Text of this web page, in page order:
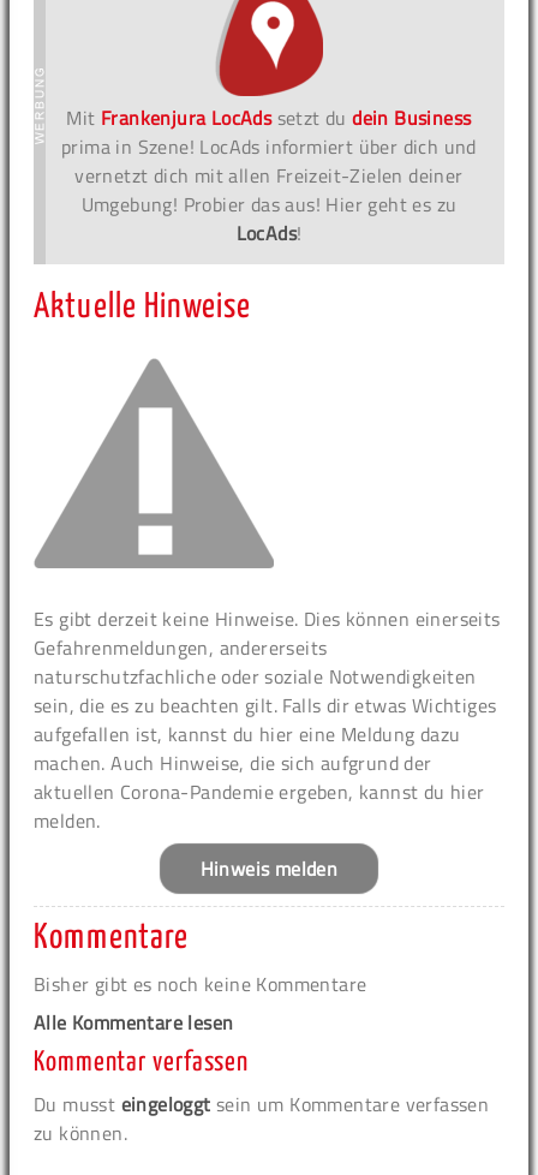
Mit Frankenjura LocAdssetzt dudein Business
prima in Szene! LocAds informiert über dich und
vernetzt dich mit allen Freizeit-Zielen deiner
Umgebung! Probier das aus! Hier geht es zu
LocAds!
Aktuelle Hinweise
Es gibt derzeit keine Hinweise. Dies können einerseits
Gefahrenmeldungen, andererseits
naturschutzfachliche oder soziale Notwendigkeiten
sein, die es zu beachten gilt. Falls dir etwas Wichtiges
aufgefallen ist, kannst du hier eine Meldung dazu
machen. Auch Hinweise, die sich aufgrund der
aktuellen Corona-Pandemie ergeben, kannst du hier
melden.
Hinweis melden
Kommentare
Bisher gibt es noch keine Kommentare
Alle Kommentare lesen
Kommentar verfassen
Du musst eingeloggt sein um Kommentare verfassen
zu können.